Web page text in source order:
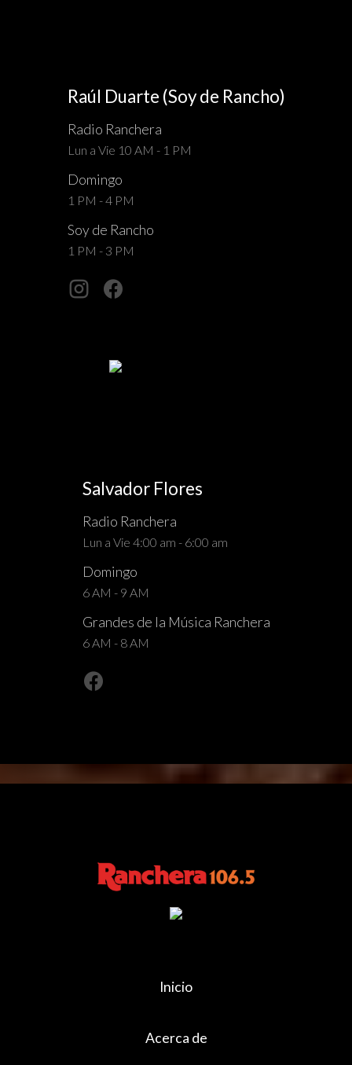
Raúl Duarte (Soy de Rancho)
Radio Ranchera
Lun a Vie 10 AM - 1 PM
Domingo
1 PM - 4 PM
Soy de Rancho
1 PM - 3 PM
Salvador Flores
Radio Ranchera
Lun a Vie 4:00 am - 6:00 am
Domingo
6 AM - 9 AM
Grandes de la Música Ranchera
6 AM - 8 AM
Inicio
Acerca de